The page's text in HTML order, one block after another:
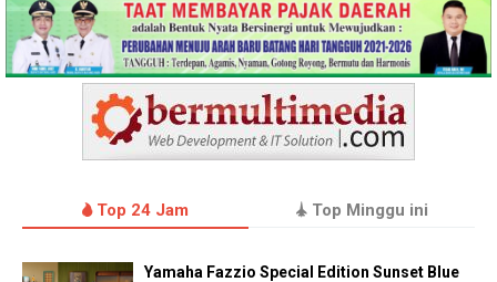
Top 24 Jam Top Minggu ini
Yamaha Fazzio Special Edition Sunset Blue